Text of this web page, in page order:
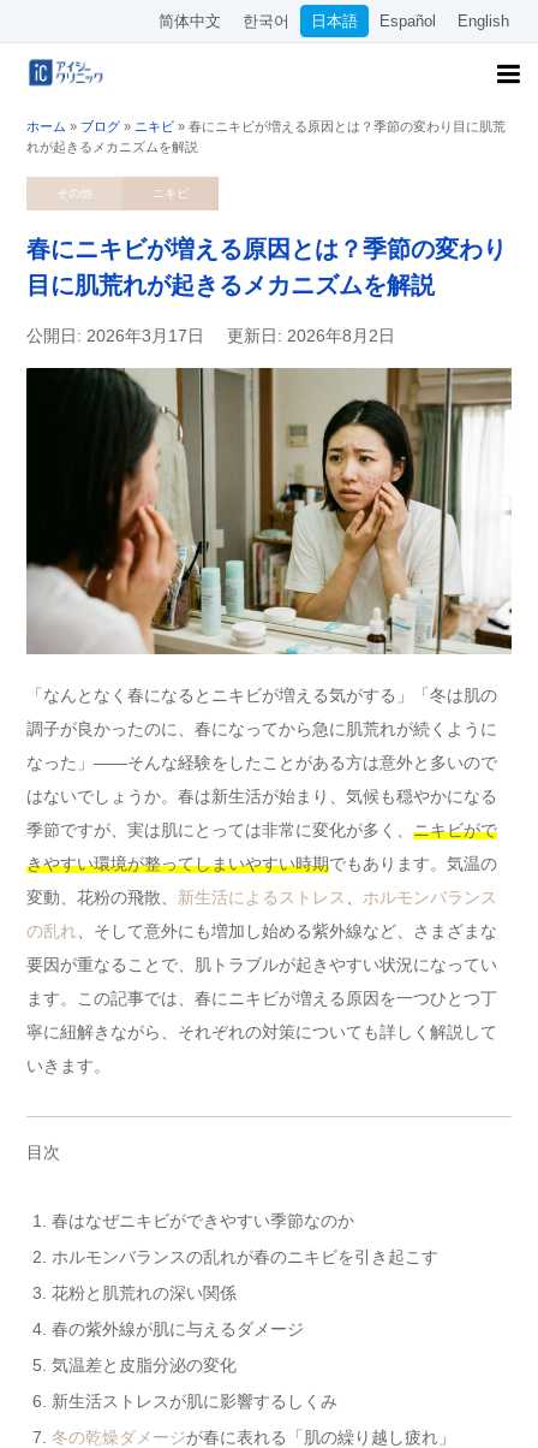
简体中文 한국어 日本語 Español English
ホーム » ブログ » ニキビ » 春にニキビが増える原因とは？季節の変わり目に肌荒
れが起きるメカニズムを解説
その他 ニキビ
春にニキビが増える原因とは？季節の変わり
目に肌荒れが起きるメカニズムを解説
公開日: 2026年3月17日 更新日: 2026年8月2日
「なんとなく春になるとニキビが増える気がする」「冬は肌の
調子が良かったのに、春になってから急に肌荒れが続くように
なった」——そんな経験をしたことがある方は意外と多いので
はないでしょうか。春は新生活が始まり、気候も穏やかになる
季節ですが、実は肌にとっては非常に変化が多く、 ニキビがで
きやすい環境が整ってしまいやすい時期でもあります。気温の
変動、花粉の飛散、 新生活によるストレス
ホルモンバランス
の乱れ 、そして意外にも増加し始める紫外線など、さまざまな
要因が重なることで、肌トラブルが起きやすい状況になってい
ます。この記事では、春にニキビが増える原因を一つひとつ丁
寧に紐解きながら、それぞれの対策についても詳しく解説して
いきます。
目次
春はなぜニキビができやすい季節なのか
ホルモンバランスの乱れが春のニキビを引き起こす
花粉と肌荒れの深い関係
春の紫外線が肌に与えるダメージ
気温差と皮脂分泌の変化
新生活ストレスが肌に影響するしくみ
冬の乾燥ダメージが春に表れる「肌の繰り越し疲れ」